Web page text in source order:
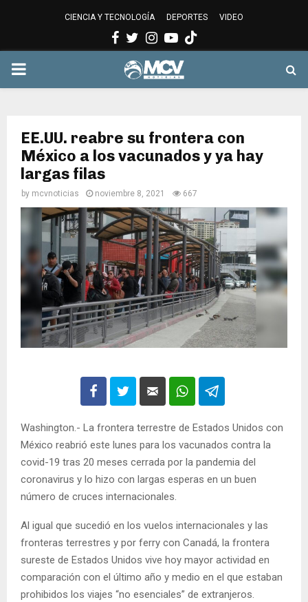
CIENCIA Y TECNOLOGÍA DEPORTES VIDEO
Facebook
Twitter
Instagram
Youtube
PRIMARY
EE.UU. reabre su frontera con
México a los vacunados y ya hay
largas filas
by mcvnoticias noviembre 8, 2021 667
Washington.- La frontera terrestre de Estados Unidos con
México reabrió este lunes para los vacunados contra la
covid-19 tras 20 meses cerrada por la pandemia del
coronavirus y lo hizo con largas esperas en un buen
número de cruces internacionales.
Al igual que sucedió en los vuelos internacionales y las
fronteras terrestres y por ferry con Canadá, la frontera
sureste de Estados Unidos vive hoy mayor actividad en
comparación con el último año y medio en el que estaban
prohibidos los viajes “no esenciales” de extranjeros.